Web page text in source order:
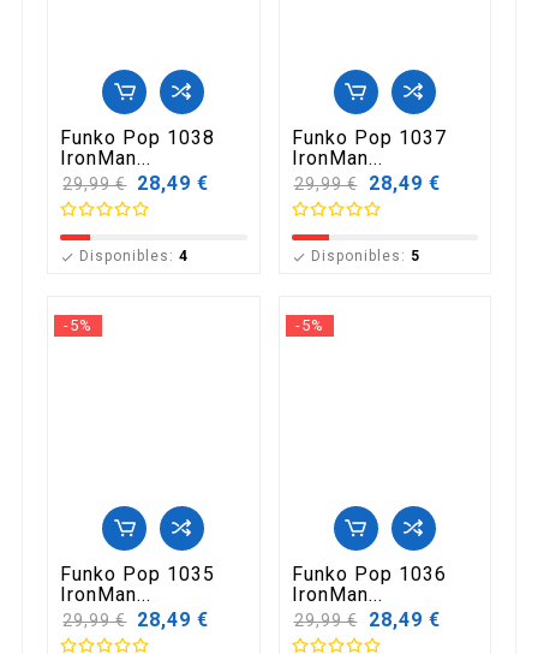
Funko Pop 1038
IronMan...
Precio
base
29,99 € 28,49 €
 Disponibles:4
Funko Pop 1037
IronMan...
Precio
base
29,99 € 28,49 €
 Disponibles: 5
-5%
Funko Pop 1035
IronMan...
Precio
base
29,99 € 28,49 €
-5%
Funko Pop 1036
IronMan...
Precio
base
29,99 € 28,49 €